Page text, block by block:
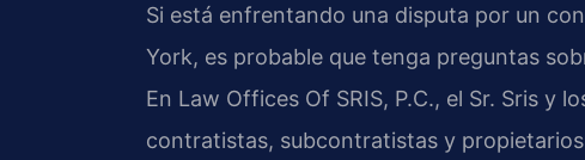
Si está enfrentando una disputa por un
York, es probable que tenga preguntas
En Law Offices Of SRIS, P.C., el Sr. Sris y
contratistas, subcontratistas y